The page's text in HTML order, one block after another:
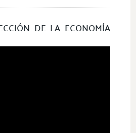
DE LA ECONOMÍA